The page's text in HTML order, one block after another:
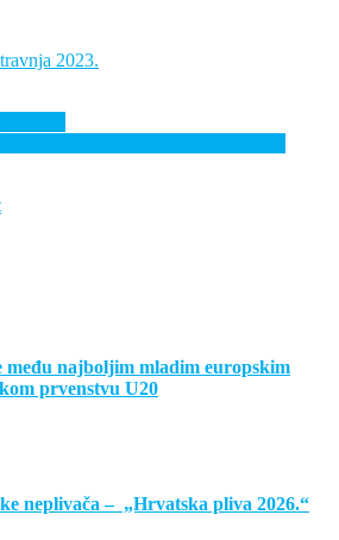
2023.
među najboljim mladim europskim
prvenstvu U20
neplivača – „Hrvatska pliva 2026.“